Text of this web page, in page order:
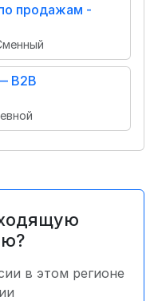
продажам -
B2B
в этом регионе